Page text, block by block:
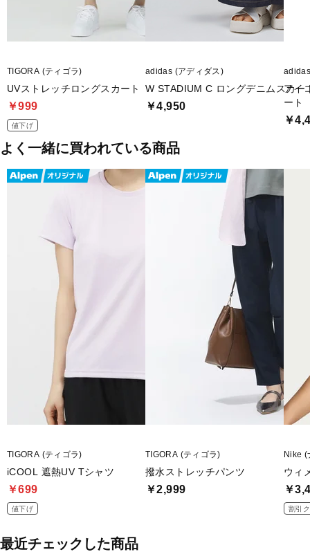
TIGORA (ティゴラ)
UVストレッチロングスカート
￥999
値下げ
adidas (アディダス)
W STADIUM C ロングデニムスカー
￥4,950
アイ
ート
￥
よく一緒に買われている商品
TIGORA (ティゴラ)
iCOOL 遮熱UV Tシャツ
￥699
値下げ
TIGORA (ティゴラ)
撥水ストレッチパンツ
￥2,999
Nike (
ウィ
￥
割引
最近チェックした商品